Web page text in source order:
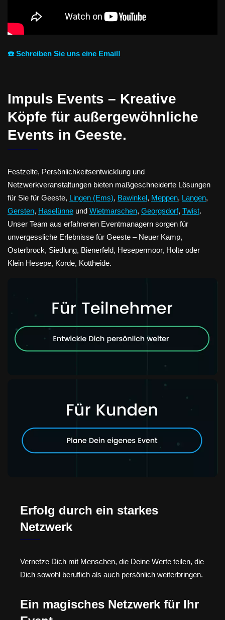
☎️ Schreiben Sie uns eine Email!
Impuls Events – Kreative
Köpfe für außergewöhnliche
Events in Geeste.
Festzelte, Persönlichkeitsentwicklung und
Netzwerkveranstaltungen bieten maßgeschneiderte Lösungen
für Sie für Geeste, Lingen (Ems), Bawinkel, Meppen, Langen,
Gersten, Haselünne und Wietmarschen, Georgsdorf, Twist.
Unser Team aus erfahrenen Eventmanagern sorgen für
unvergessliche Erlebnisse für Geeste – Neuer Kamp,
Osterbrock, Siedlung, Bienerfeld, Hesepermoor, Holte oder
Klein Hesepe, Korde, Kottheide.
Erfolg durch ein starkes
Netzwerk
Vernetze Dich mit Menschen, die Deine Werte teilen, die
Dich sowohl beruflich als auch persönlich weiterbringen.
Ein magisches Netzwerk für Ihr